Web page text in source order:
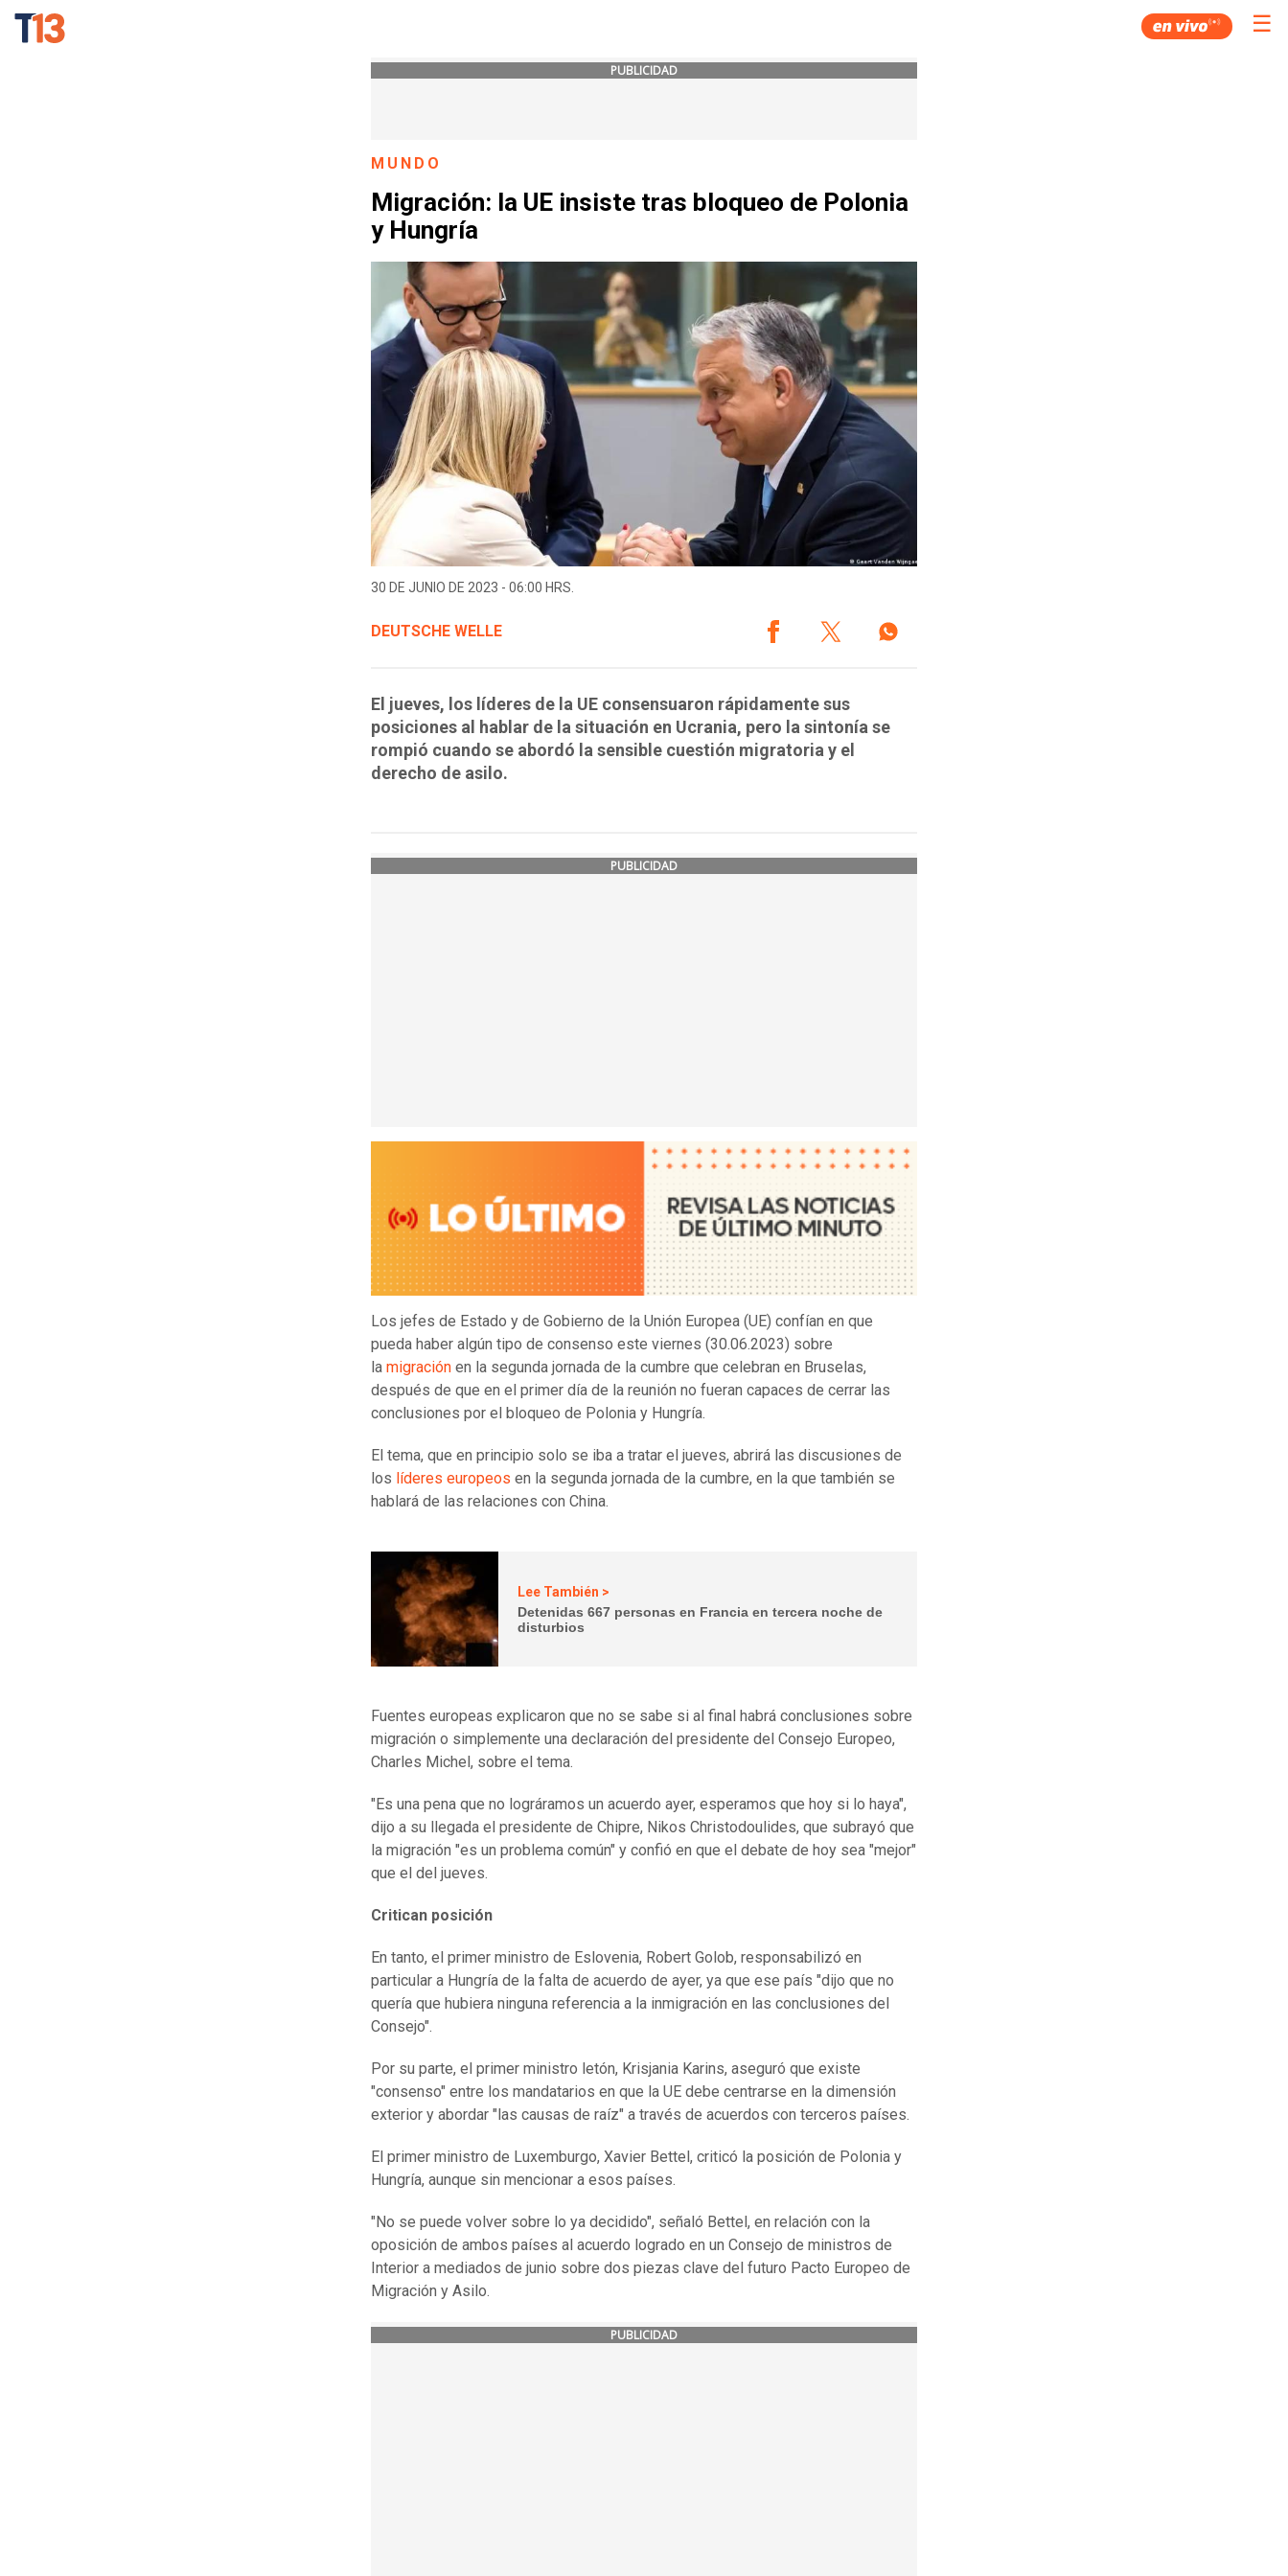
☰
PUBLICIDAD
MUNDO
Migración: la UE insiste tras bloqueo de Polonia
y Hungría
30 DE JUNIO DE 2023 - 06:00 HRS.
DEUTSCHE WELLE
El jueves, los líderes de la UE consensuaron rápidamente sus
posiciones al hablar de la situación en Ucrania, pero la sintonía se
rompió cuando se abordó la sensible cuestión migratoria y el
derecho de asilo.
PUBLICIDAD
Los jefes de Estado y de Gobierno de la Unión Europea (UE) confían en que
pueda haber algún tipo de consenso este viernes (30.06.2023) sobre
la migración en la segunda jornada de la cumbre que celebran en Bruselas,
después de que en el primer día de la reunión no fueran capaces de cerrar las
conclusiones por el bloqueo de Polonia y Hungría.
El tema, que en principio solo se iba a tratar el jueves, abrirá las discusiones de
los líderes europeos en la segunda jornada de la cumbre, en la que también se
hablará de las relaciones con China.
Lee También >
Detenidas 667 personas en Francia en tercera noche de
disturbios
Fuentes europeas explicaron que no se sabe si al final habrá conclusiones sobre
migración o simplemente una declaración del presidente del Consejo Europeo,
Charles Michel, sobre el tema.
"Es una pena que no lográramos un acuerdo ayer, esperamos que hoy si lo haya",
dijo a su llegada el presidente de Chipre, Nikos Christodoulides, que subrayó que
la migración "es un problema común" y confió en que el debate de hoy sea "mejor"
que el del jueves.
Critican posición
En tanto, el primer ministro de Eslovenia, Robert Golob, responsabilizó en
particular a Hungría de la falta de acuerdo de ayer, ya que ese país "dijo que no
quería que hubiera ninguna referencia a la inmigración en las conclusiones del
Consejo".
Por su parte, el primer ministro letón, Krisjania Karins, aseguró que existe
"consenso" entre los mandatarios en que la UE debe centrarse en la dimensión
exterior y abordar "las causas de raíz" a través de acuerdos con terceros países.
El primer ministro de Luxemburgo, Xavier Bettel, criticó la posición de Polonia y
Hungría, aunque sin mencionar a esos países.
"No se puede volver sobre lo ya decidido", señaló Bettel, en relación con la
oposición de ambos países al acuerdo logrado en un Consejo de ministros de
Interior a mediados de junio sobre dos piezas clave del futuro Pacto Europeo de
Migración y Asilo.
PUBLICIDAD